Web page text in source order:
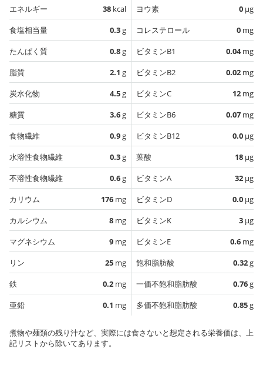
エネルギー 38 kcal
食塩相当量
0.3g
たんぱく質
0.8g
脂質
2.1 g
炭水化物
4.5g
糖質
3.6g
食物繊維
0.9g
水溶性食物繊維
0.3g
不溶性食物繊維
0.6g
カリウム
176 mg
カルシウム
8 mg
マグネシウム
9 mg
リン
25 mg
鉄
0.2 mg
亜鉛
0.1 mg
ヨウ素 0 µg
コレステロール
0 mg
ビタミンB1
0.04mg
ビタミンB2
0.02 mg
ビタミンC
12 mg
ビタミンB6
0.07 mg
ビタミンB12
0.0 µg
葉酸
18 µg
ビタミンA
32 µg
ビタミンD
0.0 µg
ビタミンK
3 µg
ビタミンE
0.6 mg
飽和脂肪酸
0.32g
一価不飽和脂肪酸
0.76g
多価不飽和脂肪酸
0.85g
煮物や麺類の残り汁など、実際には食さないと想定される栄養価は、上
記リストから除いてあります。